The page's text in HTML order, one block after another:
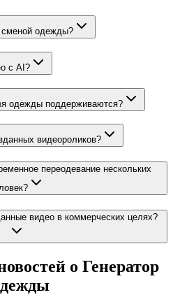
сменой одежды?
с AI?
одежды поддерживаются?
видеороликов?
переодевание нескольких
видео в коммерческих целях?
о Генератор